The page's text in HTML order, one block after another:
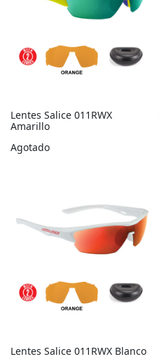
Lentes Salice 011RWX
Amarillo
Agotado
Lentes Salice 011RWX Blanco